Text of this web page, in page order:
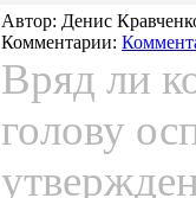
Автор: Денис
Комментарии:
Вряд ли
голову